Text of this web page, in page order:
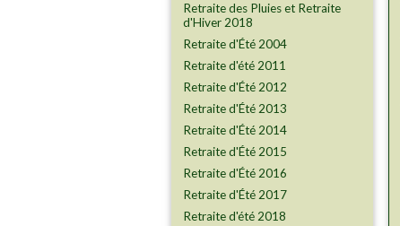
Retraite des Pluies et Retraite
d'Hiver 2018
Retraite d'Été 2004
Retraite d'été 2011
Retraite d'Été 2012
Retraite d'Été 2013
Retraite d'Été 2014
Retraite d'Été 2015
Retraite d'Été 2016
Retraite d'Été 2017
Retraite d'été 2018